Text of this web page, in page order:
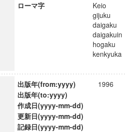
ローマ字
Keio
gijuku
daigaku
daigakuin
hogaku
kenkyuka
出版年(from:yyyy)
1996
出版年(to:yyyy)
作成日(yyyy-mm-dd)
更新日(yyyy-mm-dd)
記録日(yyyy-mm-dd)